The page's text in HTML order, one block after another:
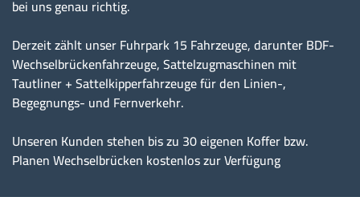
bei uns genau richtig.
Derzeit zählt unser Fuhrpark 15 Fahrzeuge, darunter BDF-
Wechselbrückenfahrzeuge, Sattelzugmaschinen mit
Tautliner + Sattelkipperfahrzeuge für den Linien-,
Begegnungs- und Fernverkehr.
Unseren Kunden stehen bis zu 30 eigenen Koffer bzw.
Planen Wechselbrücken kostenlos zur Verfügung